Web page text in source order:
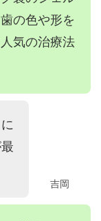
の色や形を
気の治療法
吉岡